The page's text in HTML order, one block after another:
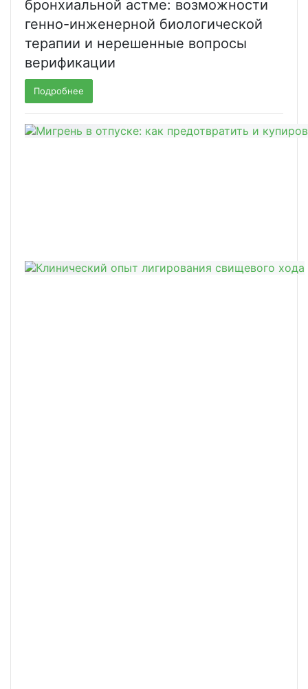
бронхиальной астме: возможности
генно-инженерной биологической
терапии и нерешенные вопросы
верификации
Подробнее